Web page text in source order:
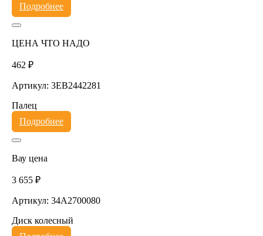
Подробнее
ЦЕНА ЧТО НАДО
462 ₽
Артикул: 3EB2442281
Палец
Подробнее
Вау цена
3 655 ₽
Артикул: 34A2700080
Диск колесный